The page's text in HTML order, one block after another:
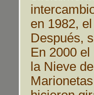
en 1982,
Después,
En 2000
la Nieve